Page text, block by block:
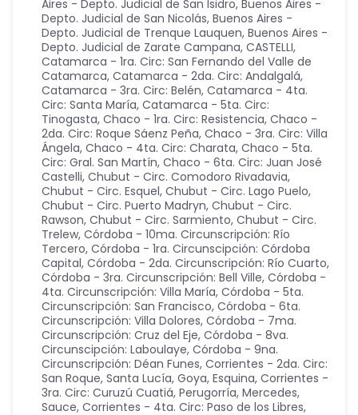
Aires - Depto. Judicial de San Isidro, Buenos Aires -
Depto. Judicial de San Nicolás, Buenos Aires -
Depto. Judicial de Trenque Lauquen, Buenos Aires -
Depto. Judicial de Zarate Campana, CASTELLI,
Catamarca - 1ra. Circ: San Fernando del Valle de
Catamarca, Catamarca - 2da. Circ: Andalgalá,
Catamarca - 3ra. Circ: Belén, Catamarca - 4ta.
Circ: Santa María, Catamarca - 5ta. Circ:
Tinogasta, Chaco - 1ra. Circ: Resistencia, Chaco -
2da. Circ: Roque Sáenz Peña, Chaco - 3ra. Circ: Villa
Ángela, Chaco - 4ta. Circ: Charata, Chaco - 5ta.
Circ: Gral. San Martín, Chaco - 6ta. Circ: Juan José
Castelli, Chubut - Circ. Comodoro Rivadavia,
Chubut - Circ. Esquel, Chubut - Circ. Lago Puelo,
Chubut - Circ. Puerto Madryn, Chubut - Circ.
Rawson, Chubut - Circ. Sarmiento, Chubut - Circ.
Trelew, Córdoba - 10ma. Circunscripción: Río
Tercero, Córdoba - 1ra. Circunscipción: Córdoba
Capital, Córdoba - 2da. Circunscripción: Río Cuarto,
Córdoba - 3ra. Circunscripción: Bell Ville, Córdoba -
4ta. Circunscripción: Villa María, Córdoba - 5ta.
Circunscripción: San Francisco, Córdoba - 6ta.
Circunscripción: Villa Dolores, Córdoba - 7ma.
Circunscripción: Cruz del Eje, Córdoba - 8va.
Circunscipción: Laboulaye, Córdoba - 9na.
Circunscripción: Déan Funes, Corrientes - 2da. Circ:
San Roque, Santa Lucía, Goya, Esquina, Corrientes -
3ra. Circ: Curuzú Cuatiá, Perugorría, Mercedes,
Sauce, Corrientes - 4ta. Circ: Paso de los Libres,